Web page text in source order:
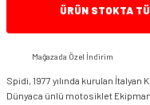
ÜRÜN STOKTA
Mağazada Özel İndirim
Spidi, 1977 yılında kurulan
Dünyaca ünlü motosiklet